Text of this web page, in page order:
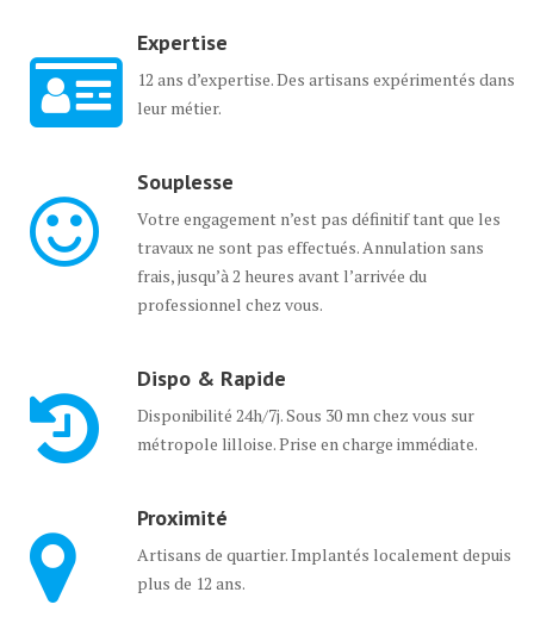
Expertise
12 ans d’expertise. Des artisans expérimentés dans
leur métier.
Souplesse
Votre engagement n’est pas définitif tant que les
travaux ne sont pas effectués. Annulation sans
frais, jusqu’à 2 heures avant l’arrivée du
professionnel chez vous.
Dispo & Rapide
Disponibilité 24h/7j. Sous 30 mn chez vous sur
métropole lilloise. Prise en charge immédiate.
Proximité
Artisans de quartier. Implantés localement depuis
plus de 12 ans.